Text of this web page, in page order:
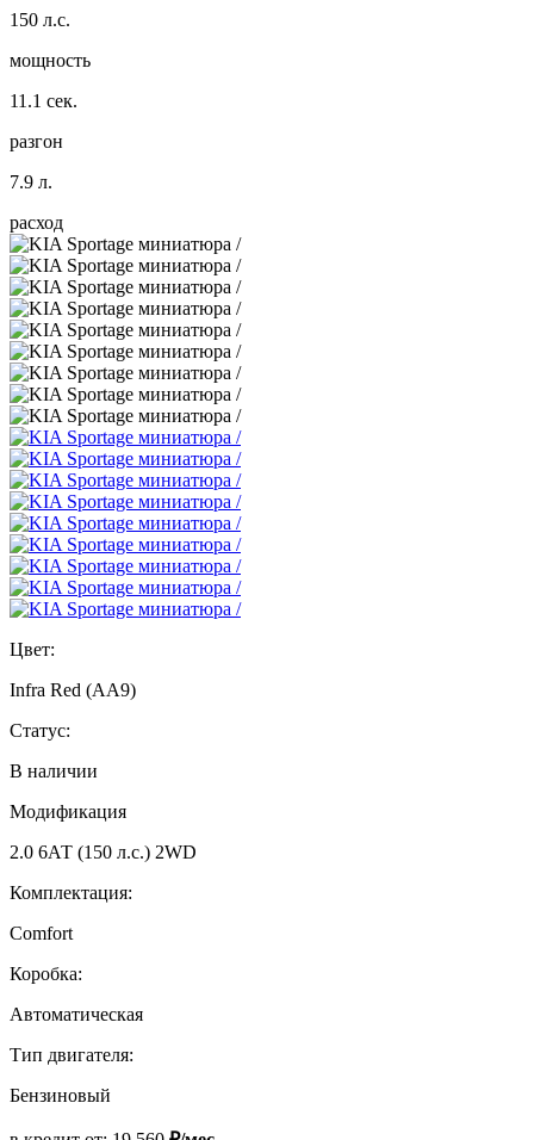
150 л.с.
мощность
11.1 сек.
разгон
7.9 л.
расход
Цвет:
Infra Red (AA9)
Статус:
В наличии
Модификация
2.0 6АТ (150 л.с.) 2WD
Комплектация:
Comfort
Коробка:
Автоматическая
Тип двигателя:
Бензиновый